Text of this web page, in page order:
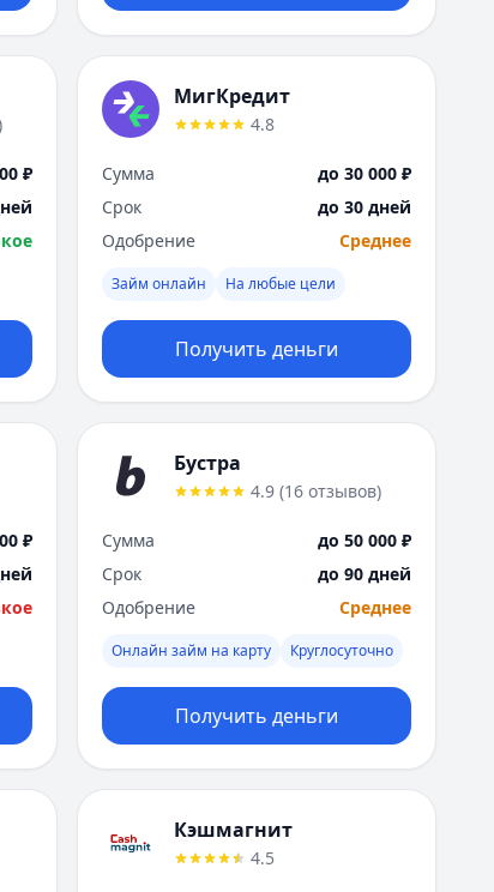
₽
МигКредит
4.8
Сумма
до 30 000 ₽
Срок
до 30 дней
Одобрение
Среднее
Займ онлайн На любые цели
Получить деньги
₽
Бустра
4.9 (16 отзывов)
Сумма
до 50 000 ₽
Срок
до 90 дней
Одобрение
Среднее
Онлайн займ на карту Круглосуточно
Получить деньги
Кэшмагнит
4.5